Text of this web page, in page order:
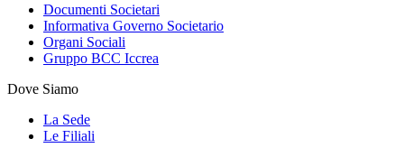
Documenti Societari
Informativa Governo Societario
Organi Sociali
Gruppo BCC Iccrea
Dove Siamo
La Sede
Le Filiali